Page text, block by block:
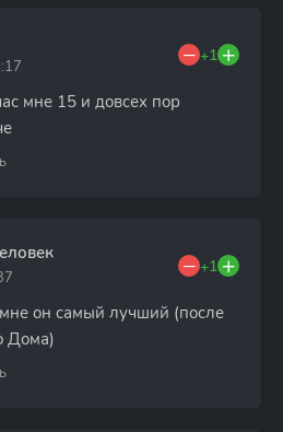
+1
мне 15 и довсех пор
+1
он самый лучший (после
Дома)